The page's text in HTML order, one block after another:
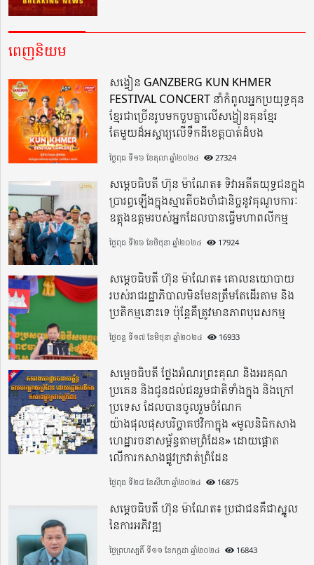
ពេញនិយម
សង្វៀន GANZBERG KUN KHMER
FESTIVAL CONCERT នាំកំពូលអ្នកប្រយុទ្ធគុន
ខ្មែរជាច្រើនរូបមកចួបគ្នាលើសង្វៀនគុនខ្មែរ
តែមួយដ៏អស្ចារ្យលើទឹកដីខេត្តបាត់ដំបង
ថ្ងៃពុធ ទី១៦ ខែតុលា ឆ្នាំ២០២៤ 27324
សម្តេចធិបតី ហ៊ុន ម៉ាណែត៖ ទិវាអតីតយុទ្ធជនក្នុង
ប្រារព្ធឡើងក្នុងស្មារតីចងចាំជានិច្ចនូវគុណូបការៈ
ឧត្តុងឧត្តមរបស់អ្នកដែលបានធ្វើមហាពលីកម្ម
ថ្ងៃពុធ ទី២៦ ខែមិថុនា ឆ្នាំ២០២៤ 17924
សម្តេចធិបតី ហ៊ុន ម៉ាណែត៖ គោលនយោបាយ
របស់រាជរដ្ឋាភិបាលមិនមែនត្រឹមតែដើរតាម និង
ប្រតិកម្មនោះទេ ប៉ុន្តែគឺត្រូវមានភាពបុរេសកម្ម
ថ្ងៃចន្ទ ទី១៧ ខែមិថុនា ឆ្នាំ២០២៤ 16933
សម្តេចធិបតី ថ្លែងអំណរព្រះគុណ និងអរគុណ
ប្រគេន និងជូនដល់ជនរួមជាតិទាំងក្នុង​ និងក្រៅ
ប្រទេស​ ដែលបានចូលរួមចំណែក
យ៉ាងផុលផុសបរិច្ចាគថវិកាក្នុង «មូលនិធិកសាង
ហេដ្ឋារចនាសម្ព័ន្ធតាមព្រំដែន» ដោយផ្ដោត
លើការកសាងផ្លូវក្រវាត់ព្រំដែន
ថ្ងៃពុធ ទី២៨ ខែសីហា ឆ្នាំ២០២៤ 16875
សម្តេចធិបតី ហ៊ុន ម៉ាណែត៖ ប្រជាជនគឺជាស្នូល
នៃការអភិវឌ្ឍ
ថ្ងៃព្រហស្បតិ៍ ទី១១ ខែកក្កដា ឆ្នាំ២០២៤ 16843